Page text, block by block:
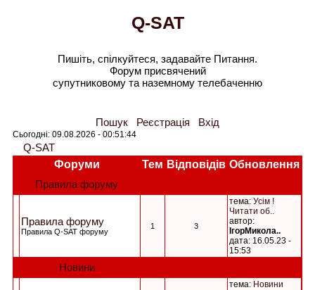
Q-SAT
Пишіть, спілкуйтеся, задавайте Питання.
Форум присвячений
супутниковому та наземному телебаченню
Пошук Реєстрація Вхід
Сьогодні: 09.08.2026 - 00:51:44
Q-SAT
Форуми
Тем Відповідів Обновлення
Правила форуму
Правила форуму
Правила Q-SAT форуму
1 3
тема: Усім !
Читати об..
автор:
ІгорМикола..
дата: 16.05.23 -
15:53
Новини
тема: Новини